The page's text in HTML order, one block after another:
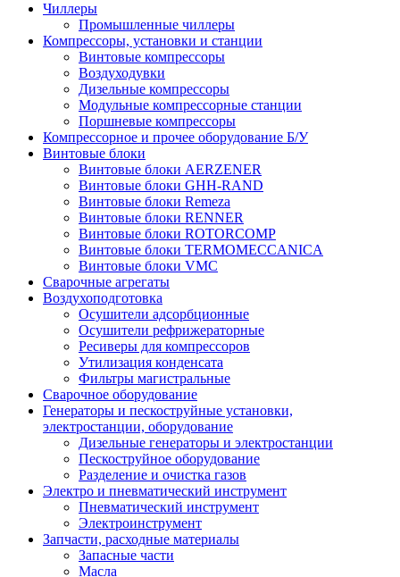
Чиллеры
Промышленные чиллеры
Компрессоры, установки и станции
Винтовые компрессоры
Воздуходувки
Дизельные компрессоры
Модульные компрессорные станции
Поршневые компрессоры
Компрессорное и прочее оборудование Б/У
Винтовые блоки
Винтовые блоки AERZENER
Винтовые блоки GHH-RAND
Винтовые блоки Remeza
Винтовые блоки RENNER
Винтовые блоки ROTORCOMP
Винтовые блоки TERMOMECCANICA
Винтовые блоки VMC
Сварочные агрегаты
Воздухоподготовка
Осушители адсорбционные
Осушители рефрижераторные
Ресиверы для компрессоров
Утилизация конденсата
Фильтры магистральные
Сварочное оборудование
Генераторы и пескоструйные установки,
электростанции, оборудование
Дизельные генераторы и электростанции
Пескоструйное оборудование
Разделение и очистка газов
Электро и пневматический инструмент
Пневматический инструмент
Электроинструмент
Запчасти, расходные материалы
Запасные части
Масла